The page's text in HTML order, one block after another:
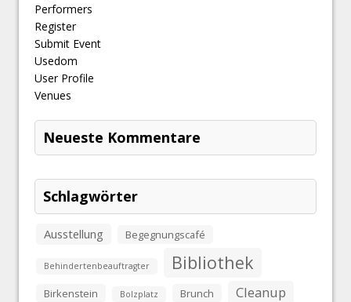
Performers
Register
Submit Event
Usedom
User Profile
Venues
Neueste Kommentare
Schlagwörter
Ausstellung Begegnungscafé
Behindertenbeauftragter Bibliothek
Birkenstein Bolzplatz Brunch Cleanup